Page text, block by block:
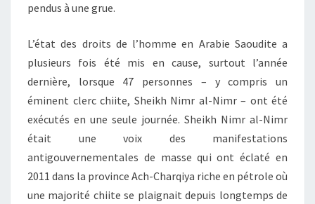
pendus à une grue.
L’état des droits de l’homme en Arabie Saoudite a
plusieurs fois été mis en cause, surtout l’année
dernière, lorsque 47 personnes – y compris un
éminent clerc chiite, Sheikh Nimr al-Nimr – ont été
exécutés en une seule journée. Sheikh Nimr al-Nimr
était une voix des manifestations
antigouvernementales de masse qui ont éclaté en
2011 dans la province Ach-Charqiya riche en pétrole où
une majorité chiite se plaignait depuis longtemps de